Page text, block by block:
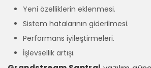
Yeni özelliklerin eklenmesi.
Sistem hatalarının giderilmesi.
Performans iyileştirmeleri.
İşlevsellik artışı.